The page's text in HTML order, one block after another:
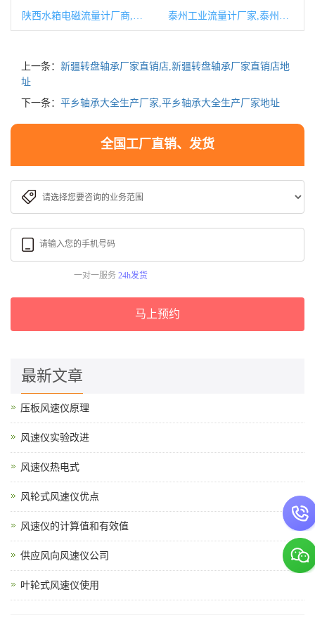
上一条： 新疆转盘轴承厂家直销店,新疆转盘轴承厂家直销店地
址
下一条： 平乡轴承大全生产厂家,平乡轴承大全生产厂家地址
全国工厂直销、发货
一对一服务 24h发货
马上预约
最新文章
压板风速仪原理
风速仪实验改进
风速仪热电式
风轮式风速仪优点
风速仪的计算值和有效值
供应风向风速仪公司
叶轮式风速仪使用